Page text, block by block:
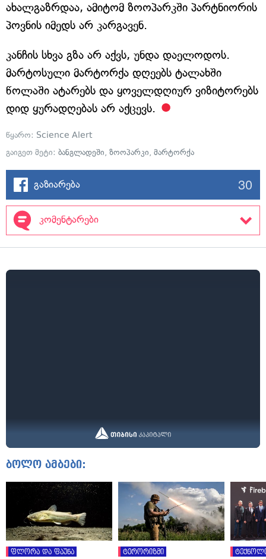
ახალგაზრდაა, ამიტომ ზოოპარკში პარტნიორის
პოვნის იმედს არ კარგავენ.
კანჩის სხვა გზა არ აქვს, უნდა დაელოდოს.
მარტოსული მარტორქა დღეებს ტალახში
წოლაში ატარებს და ყოველდღიურ ვიზიტორებს
დიდ ყურადღებას არ აქცევს.
წყარო: Science Alert
გაიგეთ მეტი: ბანგლადეში, ზოოპარკი, მარტორქა
გაზიარება 30
კომენტარები
ბოლო ამბები:
ფლორა და ფაუნა ტერორიზმი